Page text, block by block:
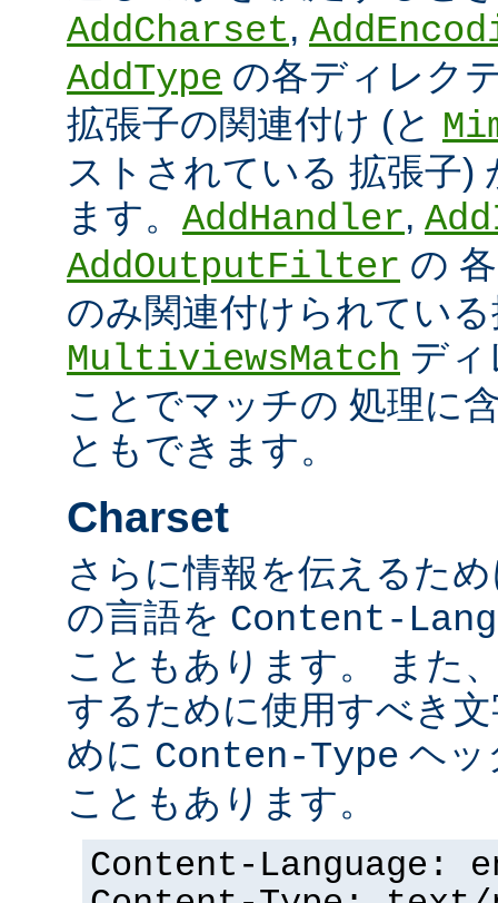
AddCharset,
AddType の各ディレク
拡張子の関連付け (と
ストされている 拡張子)
ます。 AddHandler,
AddOutputFilter の
のみ関連付けられてい
MultiviewsMatch デ
ことでマッチの 処理に
ともできます。
Charset
さらに情報を伝えるた
の言語を Content-
こともあります。 また
するために使用すべき
めに Conten-Type ヘッ
こともあります。
Content-Language: